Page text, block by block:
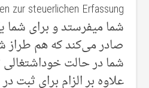
شما میفرستد و برای شما
صادر می‌‌کند که هم طراز
شما در حالت
علاوه بر الزام برای ثبت در